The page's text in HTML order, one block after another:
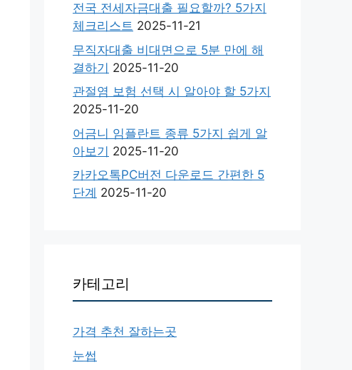
전국 전세자금대출 필요할까? 5가지
체크리스트 2025-11-21
무직자대출 비대면으로 5분 만에 해
결하기 2025-11-20
관절염 보험 선택 시 알아야 할 5가지
2025-11-20
어금니 임플란트 종류 5가지 쉽게 알
아보기 2025-11-20
카카오톡PC버전 다운로드 간편한 5
단계 2025-11-20
카테고리
가격 추천 잘하는곳
눈썹